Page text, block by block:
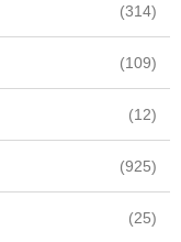
(314)
(109)
(12)
(925)
(25)